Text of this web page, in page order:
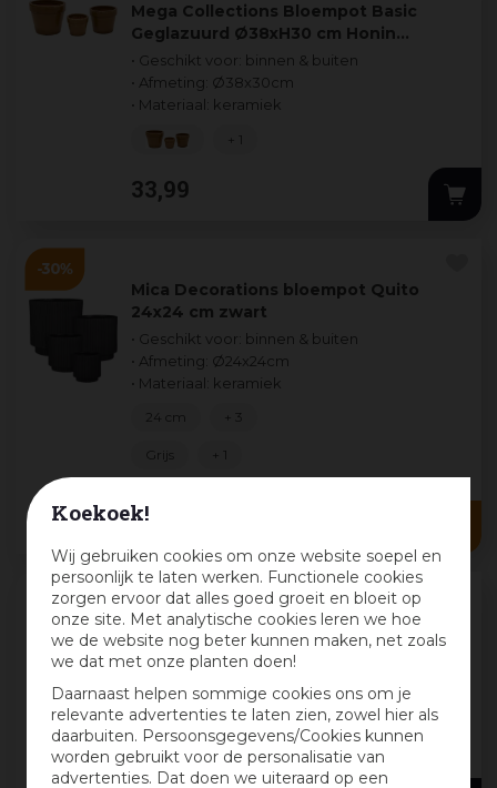
Koekoek!
Wij gebruiken cookies om onze website soepel en
persoonlijk te laten werken. Functionele cookies
zorgen ervoor dat alles goed groeit en bloeit op
onze site. Met analytische cookies leren we hoe
we de website nog beter kunnen maken, net zoals
we dat met onze planten doen!
Daarnaast helpen sommige cookies ons om je
relevante advertenties te laten zien, zowel hier als
daarbuiten. Persoonsgegevens/Cookies kunnen
worden gebruikt voor de personalisatie van
advertenties. Dat doen we uiteraard op een
Mega Collections Bloempot Basic
Geglazuurd Ø38xH30 cm Honin…
• Geschikt voor: binnen & buiten
• Afmeting: Ø38x30cm
• Materiaal: keramiek
33,99
+ 1
Mica Decorations bloempot Quito
24x24 cm zwart
• Geschikt voor: binnen & buiten
• Afmeting: Ø24x24cm
• Materiaal: keramiek
16
24 cm + 3
Grijs + 1
Mica Decorations bloempot nuovo
keramiek 25x36cm zwart
• Geschikt voor: binnen & buiten
• Afmeting: Ø25x36cm
• Materiaal: keramiek
25 cm + 2